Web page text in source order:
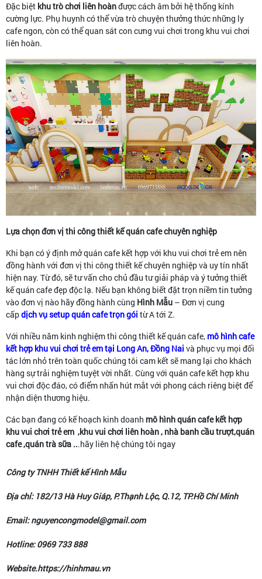
Đặc biệt khu trò chơi liên hoànđược cách âm bởi hệ thống kính
cường lực. Phụ huynh có thể vừa trò chuyện thưởng thức những ly
cafe ngon, còn có thể quan sát con cưng vui chơi trong khu vui chơi
liên hoàn.
Lựa chọn đơn vị thi công thiết kế quán cafe chuyên nghiệp
Khi bạn có ý định mở quán cafe kết hợp với khu vui chơi trẻ em nên
đồng hành với đơn vị thi công thiết kế chuyên nghiệp và uy tín nhất
hiện nay. Từ đó, sẽ tư vấn cho chủ đầu tư giải pháp và ý tưởng thiết
kế quán cafe đẹp độc lạ. Nếu bạn không biết đặt trọn niềm tin tưởng
vào đơn vị nào hãy đồng hành cùng Hình Mẫu – Đơn vị cung
cấpdịch vụ setup quán cafe trọn gói từ A tới Z.
Với nhiều năm kinh nghiệm thi công thiết kế quán cafe, mô hình cafe
kết hợp khu vui chơi trẻ em tại Long An, Đồng Nai và phục vụ mọi đối
tác lớn nhỏ trên toàn quốc chúng tôi cam kết sẽ mang lại cho khách
hàng sự trải nghiệm tuyệt vời nhất. Cùng với quán cafe kết hợp khu
vui chơi độc đáo, có điểm nhấn hút mắt với phong cách riêng biệt để
nhận diện thương hiệu.
Các bạn đang có kế hoạch kinh doanh mô hìnhquán cafe kết hợp
khu vui chơi trẻ em ,khu vui chơi liên hoàn , nhà banh cầu trượt,quán
cafe ,quán trà sữa ...hãy liên hệ chúng tôi ngay
Công ty TNHH Thiết kế Hình Mẫu
Địa chỉ: 182/13 Hà Huy Giáp, P.Thạnh Lộc, Q.12, TP.Hồ Chí Minh
Email: nguyencongmodel@gmail.com
Hotline: 0969 733 888
Website.https://hinhmau.vn